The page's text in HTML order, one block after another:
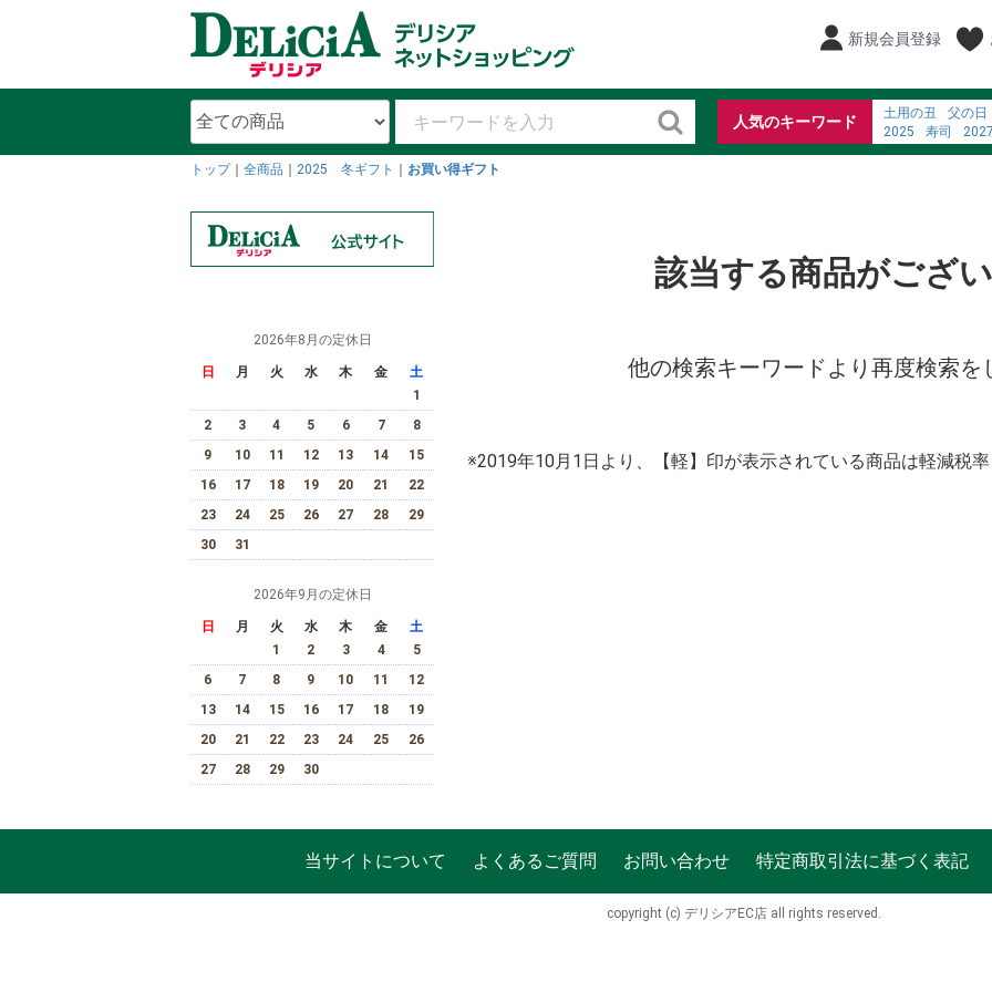
新規会員登録
人気のキーワード 土用の丑 父の日
2025
寿司 2027
トップ 全商品 2025 冬ギフト お買い得ギフト
2026年8月の定休日
日 月 火 水 木 金
土
1
2
3 4 5 6 7
8
9
10 11 12 13 14
15
16
17 18 19 20 21
22
23
24 25 26 27 28
29
30
31
2026年9月の定休日
日 月 火 水 木 金
土
1
2 3 4
5
6
7 8 9 10 11
12
13
14 15 16 17 18
19
20
21 22 23 24 25
26
27
28 29 30
該当する商品がござい
他の検索キーワードより再度検索を
※2019年10月1日より、【軽】印が表示されている商品は軽減税率
当サイトについて よくあるご質問 お問い合わせ 特定商取引法に基づく表記
copyright (c) デリシアEC店 all rights reserved.